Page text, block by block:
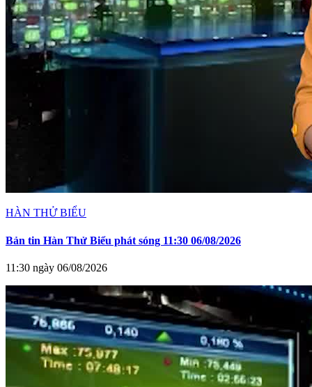
HÀN THỬ BIỂU
Bản tin Hàn Thử Biểu phát sóng 11:30 06/08/2026
11:30 ngày 06/08/2026